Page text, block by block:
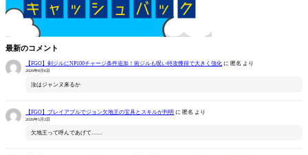
最新のコメント
【FGO】剣ジルにNP100チャージ条件追加！術ジルも呪い特攻獲得で大きく強化 に 匿名 より
2026年8月6日
汝はジャンヌ来るか
【FGO】プレイアブルでジョン欠地王の宝具とスキルが判明 に 匿名 より
2026年5月2日
欠地王って呼んであげて……